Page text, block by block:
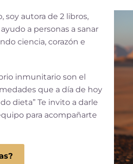
soy autora de 2 libros,
a personas a sanar
ciencia, corazón e
inmunitario son el
que a día de hoy
dieta” Te invito a darle
para acompañarte